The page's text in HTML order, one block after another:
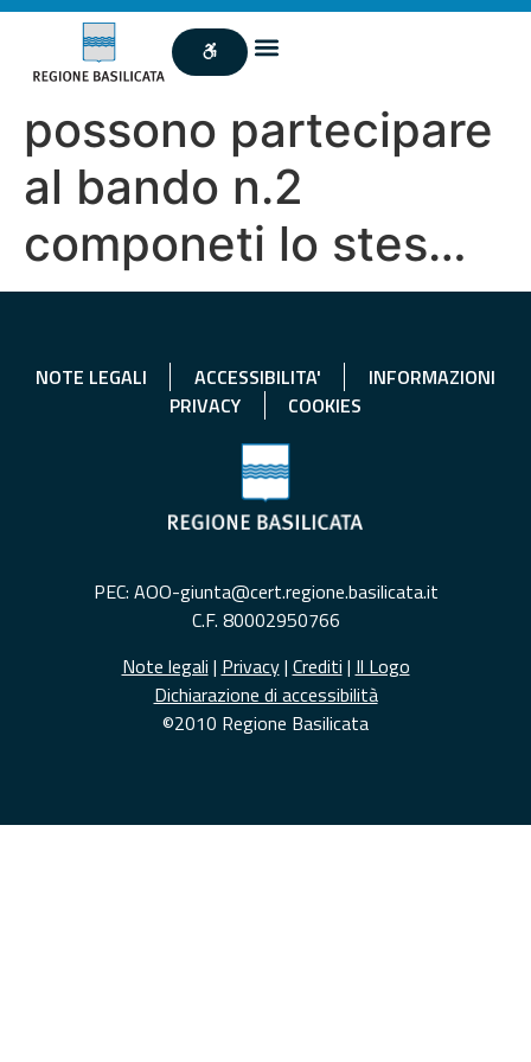
possono partecipare
al bando n.2
componeti lo stes…
NOTE LEGALI ACCESSIBILITA'
INFORMAZIONI
PRIVACY
COOKIES
PEC: AOO-giunta@cert.regione.basilicata.it
C.F. 80002950766
Note legali | Privacy| Crediti | Il Logo
Dichiarazione di accessibilità
©2010 Regione Basilicata